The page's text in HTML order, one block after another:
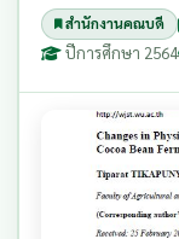
สำนักงานคณบดี
ปีการศึกษา 2564